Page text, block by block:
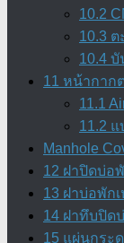
10.2
10.3 ต
10.4 บั
11 หน้ากาก
11.1
11.2
Manhole
12 ฝาปิดบ่อ
13 ฝาบ่อพัก
14 ฝาทึบปิด
15 แผ่นกระ